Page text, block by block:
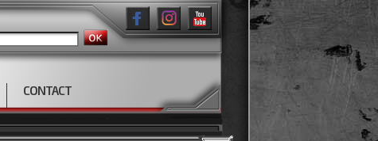
CONTACT